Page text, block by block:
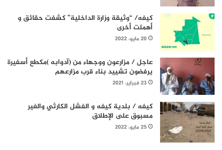
كيفه/ “وثيقة وزارة الداخلية” كشفت حقائق و
أهملت أخرى
20 مايو، 2022
عاجل / مزارعون ووجهاء من (آدوابه )مكطع أسفيرة
يرفضون تشييد بناء قرب مزارعهم
23 فبراير، 2021
كيفه / بلدية كيفه و الفشل الكارثي والغير
مسبوق على الإطلاق
25 مايو، 2022